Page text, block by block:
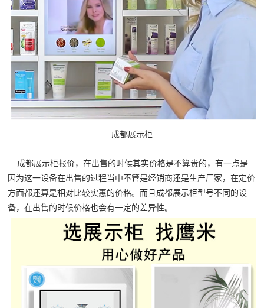
成都展示柜
成都展示柜报价，在出售的时候其实价格是不算贵的，有一点是
因为这一设备在出售的过程当中不管是经销商还是生产厂家，在定价
方面都还算是相对比较实惠的价格。而且成都展示柜型号不同的设
备，在出售的时候价格也会有一定的差异性。